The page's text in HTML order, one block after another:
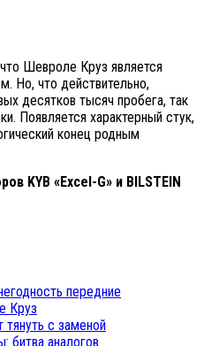
Шевроле Круз является
Но, что действительно,
десятков тысяч пробега, так
Появляется характерный стук,
конец родным
KYB «Excel-G» и BILSTEIN
передние
Круз
тянуть с заменой
битва аналогов